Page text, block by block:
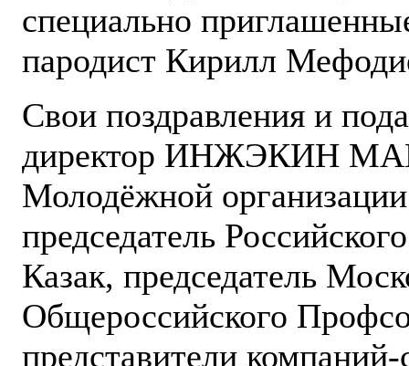
специально
пародист Кирилл
Свои поздравления и
директор ИНЖЭКИН МАИ
Молодёжной
председатель
Казак, председатель
Общероссийского
представители